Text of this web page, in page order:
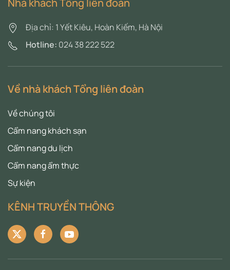
Nhà khách Tổng liên đoàn
Địa chỉ: 1 Yết Kiêu, Hoàn Kiếm, Hà Nội
Hotline: 024 38 222 522
Về nhà khách Tổng liên đoàn
Về chúng tôi
Cẩm nang khách sạn
Cẩm nang du lịch
Cẩm nang ẩm thực
Sự kiện
KÊNH TRUYỀN THÔNG